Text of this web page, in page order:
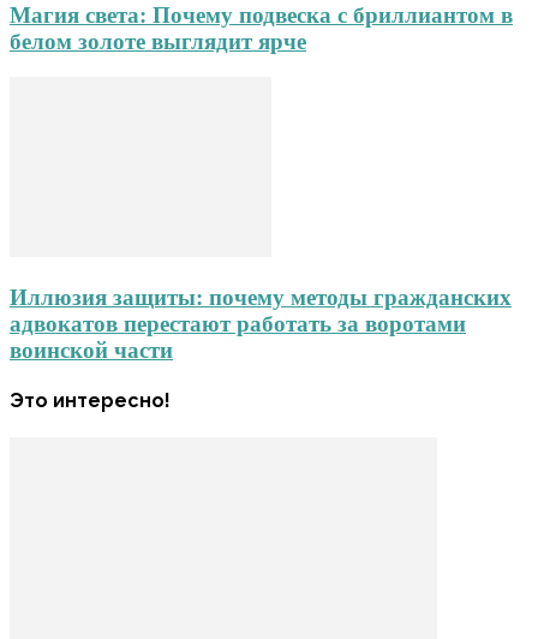
Магия света: Почему подвеска с бриллиантом в
белом золоте выглядит ярче
Иллюзия защиты: почему методы гражданских
адвокатов перестают работать за воротами
воинской части
Это интересно!